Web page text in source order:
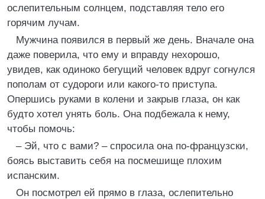
ослепительным солнцем, подставляя тело его
горячим лучам.
Мужчина появился в первый же день. Вначале она
даже поверила, что ему и вправду нехорошо,
увидев, как одиноко бегущий человек вдруг согнулся
пополам от судороги или какого-то приступа.
Опершись руками в колени и закрыв глаза, он как
будто хотел унять боль. Она подбежала к нему,
чтобы помочь:
– Эй, что с вами? – спросила она по-французски,
боясь выставить себя на посмешище плохим
испанским.
Он посмотрел ей прямо в глаза, ослепительно